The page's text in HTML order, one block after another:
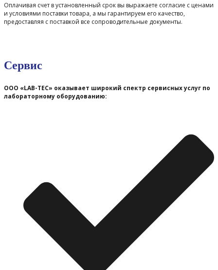
Оплачивая счет в установленный срок вы выражаете согласие с ценами
и условиями поставки товара, а мы гарантируем его качество,
предоставляя с поставкой все сопроводительные документы.
Сервис
ООО «LAB-TEC» оказывает широкий спектр сервисных услуг по
лабораторному оборудованию: